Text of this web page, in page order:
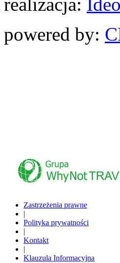
realizacja: Ideo
powered by:
Zastrzeżenia prawne
|
Polityka prywatności
|
Kontakt
|
Klauzula Informacyjna